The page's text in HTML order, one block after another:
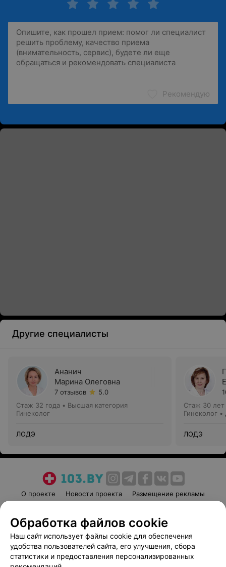
Рекомендую
Другие специалисты
Ананич
Марина Олеговна
7 отзывов
5.0
Стаж 32 года • Высшая категория
Гинеколог
ЛОДЭ
Стаж 30 лет
Гинеколог
ЛОДЭ
О проекте Новости проекта
Размещение рекламы
Пользовательское соглашение
Способы оплаты
Вакансии
Партнеры
Написать руководителю 103.by
Обработка файлов cookie
Наш сайт использует файлы cookie для обеспечения
удобства пользователей сайта, его улучшения, сбора
статистики и предоставления персонализированных